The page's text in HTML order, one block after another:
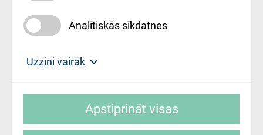
Analītiskās sīkdatnes
Uzzini vairāk
slimnīca, turpmāk – Pārzinis, sīkdatņu
Apstiprināt visas